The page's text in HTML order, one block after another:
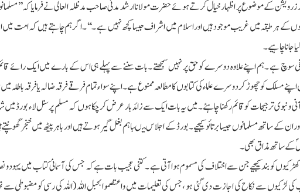
رزرویشن کے موضوع پر اظہار خیال کرتے ہوئے حضرت مولانا ارشد مدنی صاحب مدظلہ العالی نے فرمایا کہ ’’
کے ہر طبقہ میں غریب موجود ہیں اور اسلام میں اشراف جیسا کچھ نہیں ہے ۔ ‘‘۔اگر ہم چاہتے ہیں کہ امت میں
جانا چاہیے۔
سوچ ہے ۔ہم اپنے علاوہ دوسرے کو حق پر نہیں سمجھتے ۔بات سننے سے پہلے ہی اس کے بارے میں ایک رائے
مسلک کو چھوڑ کر دوسرے علماء کی کتابوں کا مطالعہ ممنوع ہے ۔اپنے سوا ء تمام فرقے فرقہ ضالہ یا فرقہ باطلہ میں
و نبوی ترجیحات کو قائم رکھنا چاہئے ۔میں یہ بات ایک سے زائد بار عرض کرچکا ہوں کہ مسلم پرسنل لا ء بورڈ میں
ان کے ساتھ مسلمانوں جیسا برتائو کیجیے ۔بورڈ کے اجلاس میںباہم بغل گیر ہوتے ہیں اور باہر پیٹھ میں خنجر
کے ساتھ مذاق بھی۔
کو بند کیجیے جن سے اختلاف کی مسموم ہوا آتی ہے ۔کتنی عجیب بات ہے کہ جس کی آسمانی کتاب میں یہود و
لڑکیوں سے نکاح کی اجازت دی گئی ہو ،جس کی تعلیمات میں واعتصموا بحبل اللہ (اللہ کی رسی کو مضبوطی سے